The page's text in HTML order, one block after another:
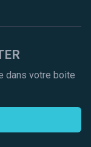
dans votre boite